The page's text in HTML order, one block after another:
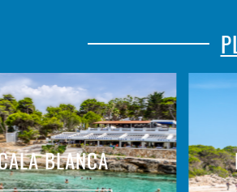
BLANCA